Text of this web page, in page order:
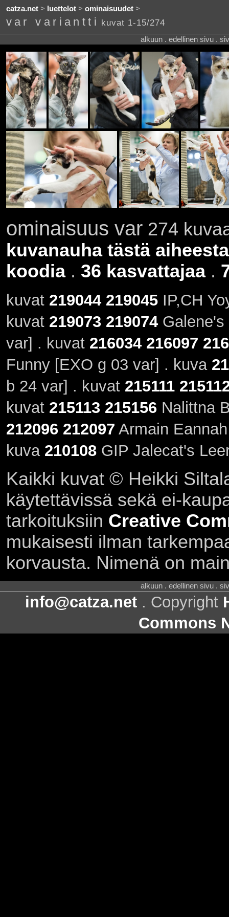
catza.net> luettelot> ominaisuudet>
var variantti kuvat 1-15/274
alkuun . edellinen sivu .
ominaisuus var274
kuvanauha tästä aiheesta
koodia. 36 kasvattajaa.
kuvat 219044 219045IP,CH
kuvat 219073 219074Galene's
var] . kuvat 216034 216097
Funny [EXO g 03 var] . kuva
b 24 var] . kuvat 215111
kuvat 215113 215156Nalittna
212096 212097 Armain
kuva 210108GIP Jalecat's
Kaikki kuvat © Heikki
käytettävissä sekä ei-
tarkoituksiin Creative
mukaisesti ilman
korvausta. Nimenä on
alkuun . edellinen sivu .
info@catza.net . Copyright
Commons